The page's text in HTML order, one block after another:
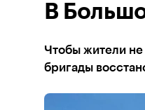
В
Чтобы жители не
бригады